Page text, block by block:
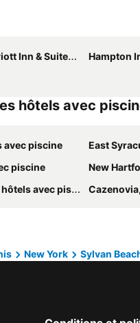
Verona Turning Stone Hampton
hôtels avec
avec piscine East
piscine New
avec piscine
New York Sylvan